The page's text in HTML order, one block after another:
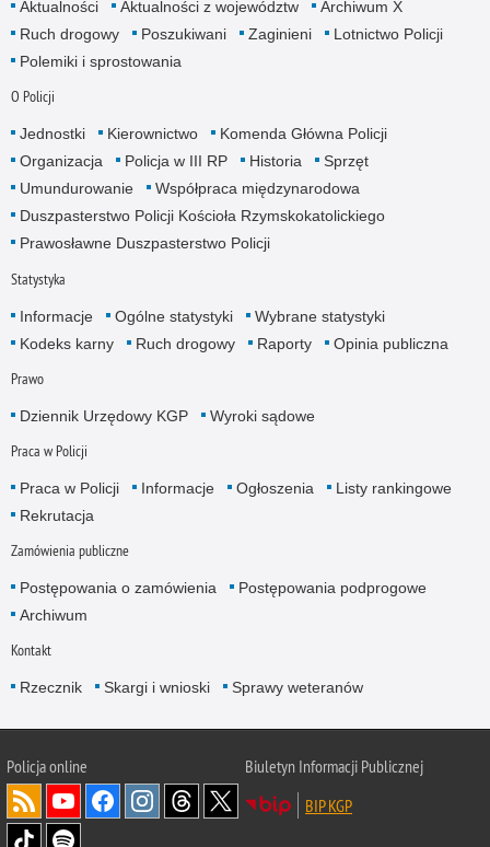
Aktualności Aktualności z województw
Archiwum X
Ruch drogowy
Poszukiwani Zaginieni
Lotnictwo Policji
Polemiki i sprostowania
O Policji
Jednostki Kierownictwo
Komenda Główna Policji
Organizacja
Policja w III RP Historia
Sprzęt
Umundurowanie
Współpraca międzynarodowa
Duszpasterstwo Policji Kościoła Rzymskokatolickiego
Prawosławne Duszpasterstwo Policji
Statystyka
Informacje Ogólne statystyki
Wybrane statystyki
Kodeks karny
Ruch drogowy Raporty Opinia publiczna
Prawo
Dziennik Urzędowy KGP Wyroki sądowe
Praca w Policji
Praca w Policji Informacje Ogłoszenia
Listy rankingowe
Rekrutacja
Zamówienia publiczne
Postępowania o zamówienia
Postępowania podprogowe
Archiwum
Kontakt
Rzecznik Skargi i wnioski Sprawy weteranów
Policjaonline
Biuletyn Informacji Publicznej
BIP KGP